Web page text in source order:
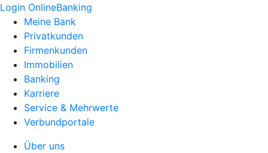
Login OnlineBanking
Meine Bank
Privatkunden
Firmenkunden
Immobilien
Banking
Karriere
Service & Mehrwerte
Verbundportale
Über uns